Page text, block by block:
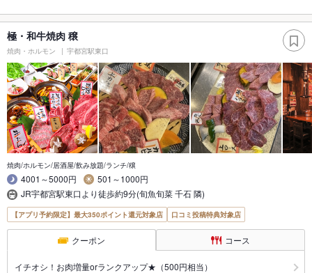
極・和牛焼肉 穣
焼肉・ホルモン 宇都宮駅東口
焼肉/ホルモン/居酒屋/飲み放題/ランチ/穣
4001～5000円
501～1000円
JR宇都宮駅東口より徒歩約9分(旬魚旬菜 千石 隣)
【アプリ予約限定】最大350ポイント還元対象店 口コミ投稿特典対象店
クーポン コース
イチオシ！お肉増量orランクアップ★（500円相当）